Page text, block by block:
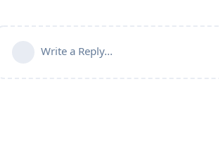
Write a Reply...